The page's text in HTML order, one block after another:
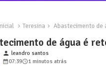
Teresina Abastecimento de
de água é
person leandro santos
07:39
1 minutos atrás